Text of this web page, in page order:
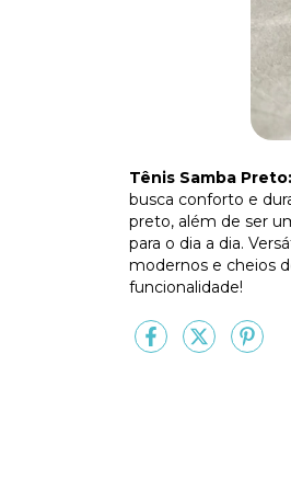
Tênis Samba
busca conforto e
preto, além de ser
para o dia a dia.
modernos e cheios
funcionalidade!